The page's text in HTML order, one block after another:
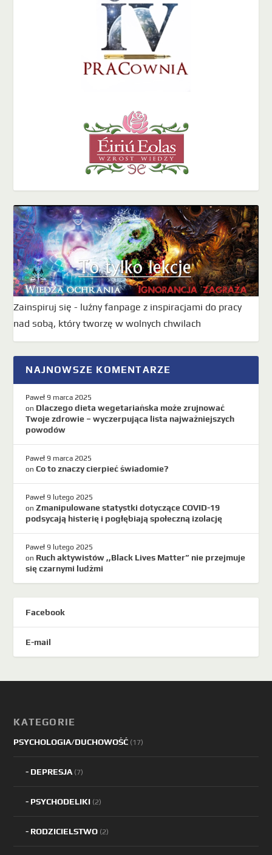
Zainspiruj się - luźny fanpage z inspiracjami do pracy
nad sobą, który tworzę w wolnych chwilach
NAJNOWSZE KOMENTARZE
Paweł 9 marca 2025
on Dlaczego dieta wegetariańska może zrujnować
Twoje zdrowie – wyczerpująca lista najważniejszych
powodów
Paweł 9 marca 2025
onCo to znaczy cierpieć świadomie?
Paweł 9 lutego 2025
onZmanipulowane statystki dotyczące COVID-19
podsycają histerię i pogłębiają społeczną izolację
Paweł 9 lutego 2025
on Ruch aktywistów ,,Black Lives Matter” nie przejmuje
się czarnymi ludźmi
Facebook
E-mail
KATEGORIE
PSYCHOLOGIA/DUCHOWOŚĆ (17)
DEPRESJA(7)
PSYCHODELIKI (2)
RODZICIELSTWO (2)